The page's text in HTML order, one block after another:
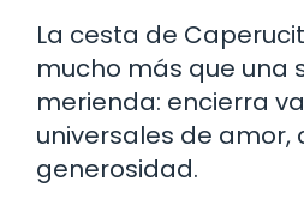
La cesta de
mucho más que una
merienda: encierra
universales de amor,
generosidad.